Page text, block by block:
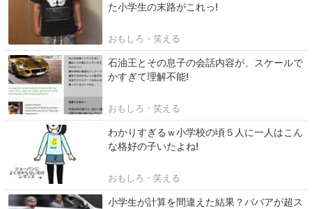
た小学生の末路がこれっ!
おもしろ・笑える
石油王とその息子の会話内容が、スケールで
かすぎて理解不能!
おもしろ・笑える
わかりすぎるｗ小学校の頃５人に一人はこん
な格好の子いたよね!
おもしろ・笑える
小学生が計算を間違えた結果？ババアが超ス